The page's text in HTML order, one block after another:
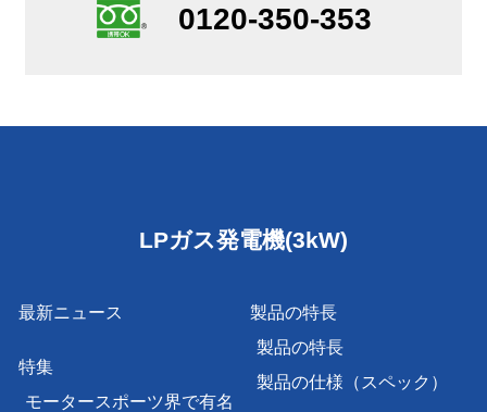
0120-350-353
LPガス発電機(3kW)
最新ニュース
特集
モータースポーツ界で有名
製品の特長
製品の特長
製品の仕様（スペック）